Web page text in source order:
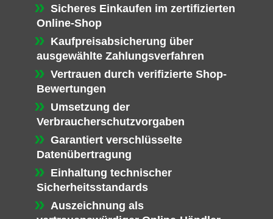
Sicheres Einkaufen im zertifizierten
Online-Shop
Kaufpreisabsicherung über
ausgewählte Zahlungsverfahren
Vertrauen durch verifizierte Shop-
Bewertungen
Umsetzung der
Verbraucherschutzvorgaben
Garantiert verschlüsselte
Datenübertragung
Einhaltung technischer
Sicherheitsstandards
Auszeichnung als